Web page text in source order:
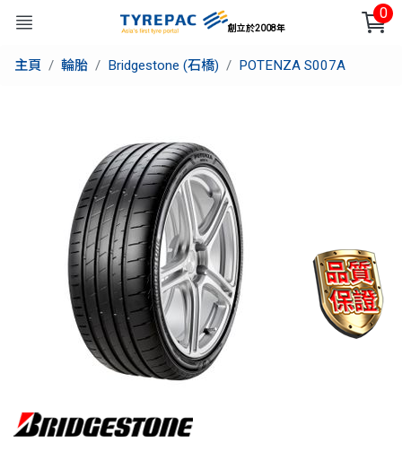
創立於2008年
0
主頁 輪胎 Bridgestone (石橋) POTENZA S007A